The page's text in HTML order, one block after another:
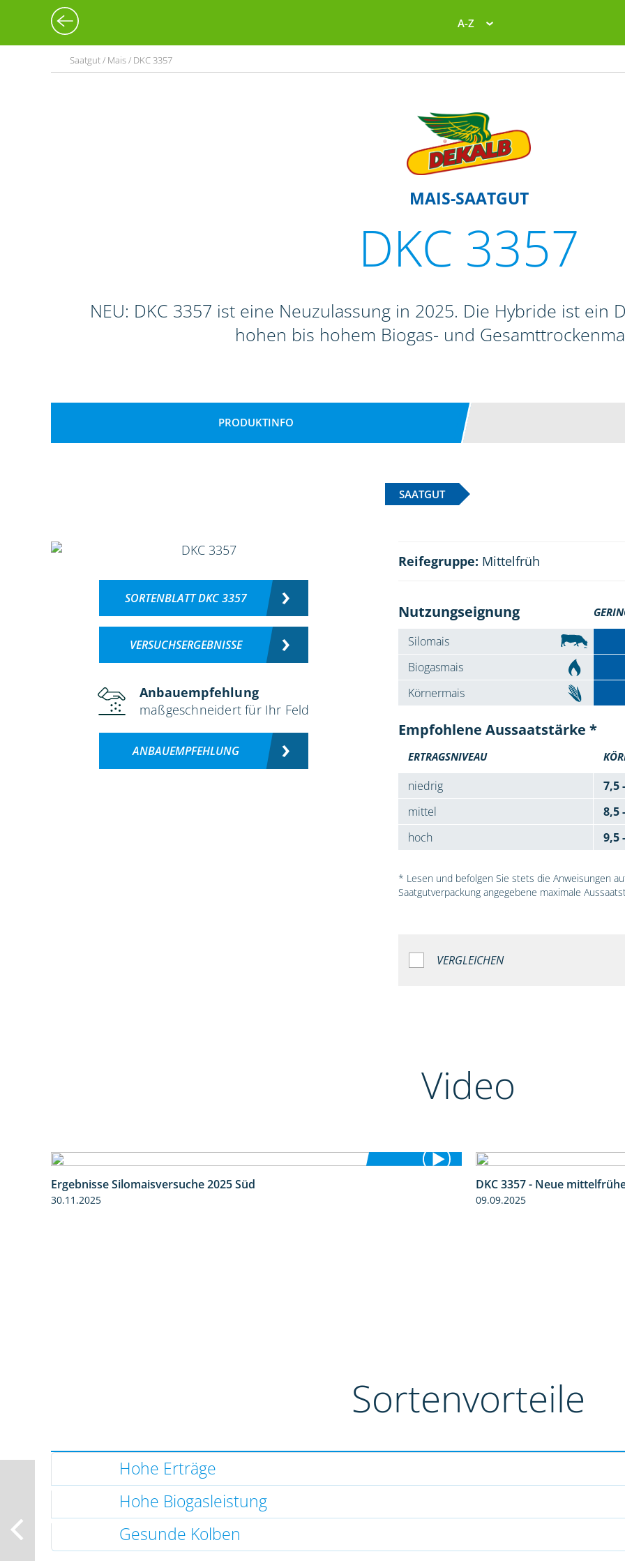
A-Z
Saatgut / Mais / DKC 3357
MAIS-SAATGUT
DKC 3357
NEU: DKC 3357 ist eine Neuzulassung in 2025. Die Hybride ist
hohen bis hohem Biogas- und
PRODUKTINFO
SAATGUT
SORTENBLATT DKC 3357
VERSUCHSERGEBNISSE
Anbauempfehlung
maßgeschneidert für Ihr Feld
ANBAUEMPFEHLUNG
Reifegruppe: Mittelfrüh
Nutzungseignung
Silomais
Biogasmais
Körnermais
Empfohlene Aussaatstärke *
ERTRAGSNIVEAU
niedrig
7,5
mittel
8,5
hoch
9,5
* Lesen und befolgen Sie stets die Anweisungen
Saatgutverpackung angegebene maximale
VERGLEICHEN
Video
Ergebnisse Silomaisversuche 2025 Süd
30.11.2025
DKC 3357 - Neue
09.09.2025
Sortenvorteile
Hohe Erträge
Hohe Biogasleistung
Gesunde Kolben